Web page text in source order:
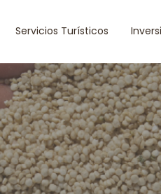
Servicios Turísticos